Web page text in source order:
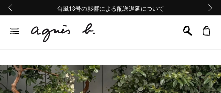
熊本地域地震の影響による配送遅延について
Summer Sale 2buy10%OFF!!
台風13号の影響による配送遅延について
熊本地域地震の影響による配送遅延について
Summer Sale 2buy10%OFF!!